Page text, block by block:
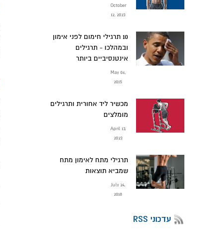
October
12, 2023
10 תרגילי חימום לפני אימון
ובמהלכו - תרגילים
אינטנסיביים ביותר
May 06,
2015
מכשיר ליד אחורית ותרגילים
מומלצים
April 13,
2023
תרגילי מתח לאימון מתח
שמביא תוצאות
July 24,
2018
עדכוני RSS